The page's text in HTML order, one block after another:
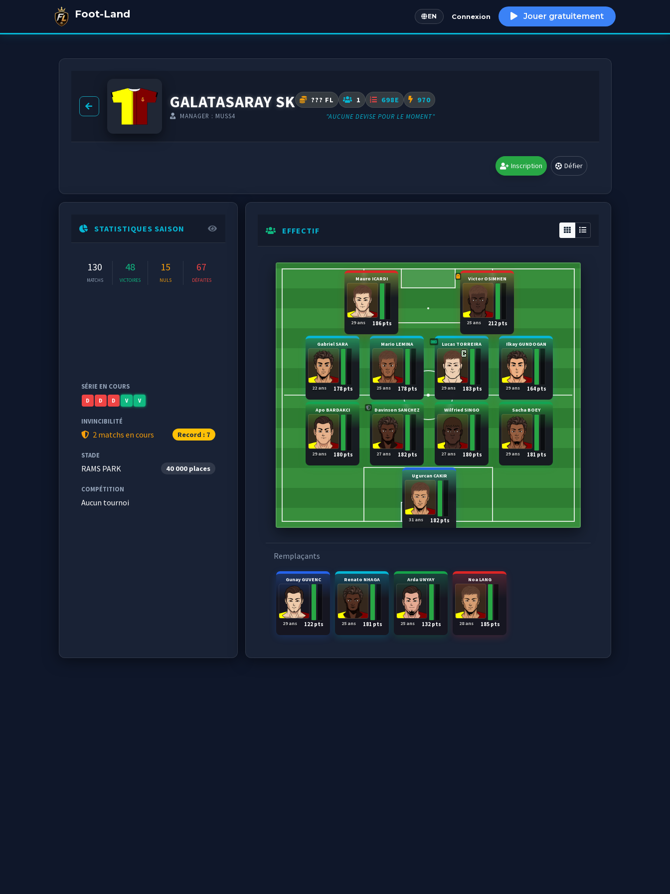
Foot-Land EN
English Connexion Jouer gratuitement
GALATASARAY SK
MANAGER : MUSS4
??? FL 1 698E 970
"AUCUNE DEVISE POUR LE MOMENT"
Inscription Défier
STATISTIQUES SAISON
130
MATCHS
48
VICTOIRES
15
NULS
67
DÉFAITES
SÉRIE EN COURS
D D D V V
INVINCIBILITÉ
2 matchs en cours Record : 7
STADE
RAMS PARK 40 000 places
COMPÉTITION
Aucun tournoi
EFFECTIF
Ugurcan CAKIR
182 pts
31 ans
Apo BARDAKCI
180 pts
29 ans
Davinson SANCHEZ
182 pts
27 ans
Wilfried SINGO
180 pts
27 ans
Sacha BOEY
181 pts
29 ans
Gabriel SARA
178 pts
22 ans
Mario LEMINA
178 pts
25 ans
Lucas TORREIRA
183 pts
29 ans
Ilkay GUNDOGAN
164 pts
29 ans
Mauro ICARDI
186 pts
29 ans
Victor OSIMHEN
212 pts
25 ans
Remplaçants
Gunay GUVENC
122 pts
29 ans
Renato NHAGA
181 pts
25 ans
Arda UNYAY
132 pts
25 ans
Noa LANG
185 pts
28 ans